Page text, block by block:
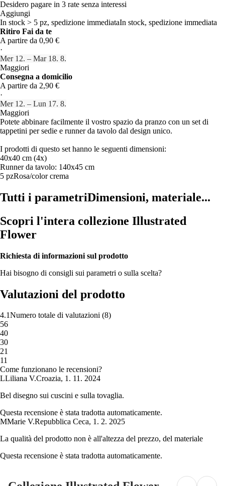
Desidero pagare in 3 rate senza interessi
Aggiungi
In stock > 5 pz, spedizione immediataIn stock, spedizione immediata
Ritiro Fai da te
A partire da 0,90 €
·
Mer 12. – Mar 18. 8.
Maggiori
Consegna a domicilio
A partire da 2,90 €
·
Mer 12. – Lun 17. 8.
Maggiori
Potete abbinare facilmente il vostro spazio da pranzo con un set di
tappetini per sedie e runner da tavolo dal design unico.
I prodotti di questo set hanno le seguenti dimensioni:
40x40 cm (4x)
Runner da tavolo: 140x45 cm
5 pzRosa/color crema
Tutti i parametriDimensioni, materiale...
Scopri l'intera collezione Illustrated
Flower
Richiesta di informazioni sul prodotto
Hai bisogno di consigli sui parametri o sulla scelta?
Valutazioni del prodotto
4.1Numero totale di valutazioni (8)
56
40
30
21
11
Come funzionano le recensioni?
LLiliana V.Croazia, 1. 11. 2024
Bel disegno sui cuscini e sulla tovaglia.
Questa recensione è stata tradotta automaticamente.
MMarie V.Repubblica Ceca, 1. 2. 2025
La qualità del prodotto non è all'altezza del prezzo, del materiale
Questa recensione è stata tradotta automaticamente.